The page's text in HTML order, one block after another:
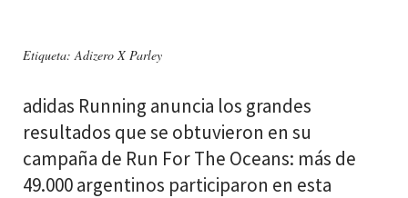
Etiqueta: Adizero X Parley
adidas Running anuncia los grandes
resultados que se obtuvieron en su
campaña de Run For The Oceans: más de
49.000 argentinos participaron en esta